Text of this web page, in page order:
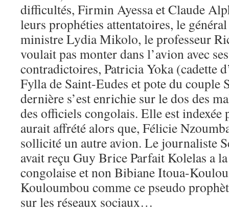
difficultés, Firmin Ayessa et Claude
leurs prophéties attentatoires, le
ministre Lydia Mikolo, le professeur
voulait pas monter dans l’avion avec
contradictoires, Patricia Yoka (cadette
Fylla de Saint-Eudes et pote du couple
dernière s’est enrichie sur le dos des
des officiels congolais. Elle est indexée
aurait affrété alors que, Félicie
sollicité un autre avion. Le journaliste
avait reçu Guy Brice Parfait Kolelas a
congolaise et non Bibiane Itoua-
Kouloumbou comme ce pseudo
sur les réseaux sociaux…